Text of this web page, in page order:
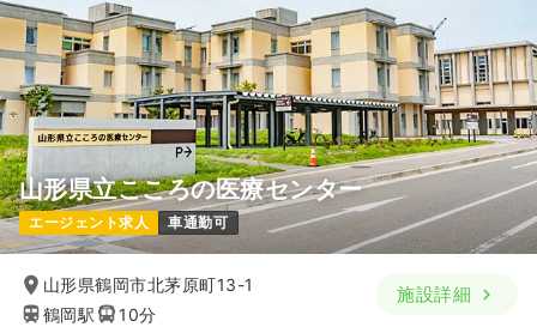
山形県立こころの医療センター
エージェント求人 車通勤可
山形県鶴岡市北茅原町13-1
鶴岡駅
10分
施設詳細